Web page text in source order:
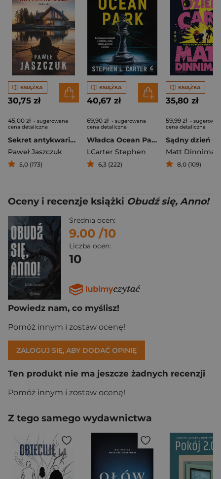
KSIĄŻKA
30,75 zł
45,00 zł - sugerowana
cena detaliczna
Sekret antykwariusza
Paweł Jaszczuk
5,0 (173)
KSIĄŻKA
40,67 zł
69,90 zł - sugerowana
cena detaliczna
Władca Ocean Park
LCarter Stephen
6,3 (222)
KSIĄŻKA
35,80 zł
59,99 zł -
cena detaliczna
Sądny dzień
Matt Dinniman
8,0 (109)
Oceny i recenzje książki Obudź się, Anno!
Średnia ocen:
9.00 /10
Liczba ocen:
10
Powiedz nam, co myślisz!
Pomóż innym i zostaw ocenę!
ZALOGUJ SIĘ, ABY DODAĆ OPINIĘ
Ten produkt nie ma jeszcze żadnych recenzji
Pomóż innym i zostaw ocenę!
Z tego samego wydawnictwa